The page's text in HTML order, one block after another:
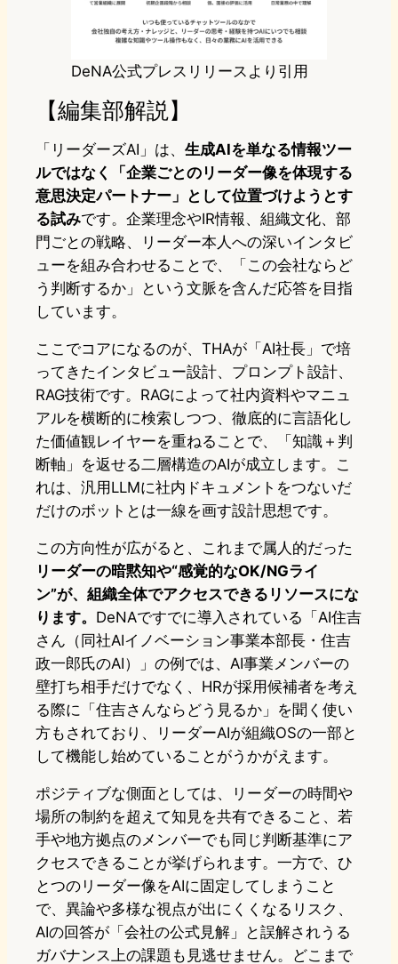
DeNA公式プレスリリースより引用
【編集部解説】
「リーダーズAI」は、 生成AIを単なる情報ツー
ルではなく「企業ごとのリーダー像を体現する
意思決定パートナー」として位置づけようとす
る試みです。企業理念やIR情報、組織文化、部
門ごとの戦略、リーダー本人への深いインタビ
ューを組み合わせることで、「この会社ならど
う判断するか」という文脈を含んだ応答を目指
しています。
ここでコアになるのが、THAが「AI社長」で培
ってきたインタビュー設計、プロンプト設計、
RAG技術です。RAGによって社内資料やマニュ
アルを横断的に検索しつつ、徹底的に言語化し
た価値観レイヤーを重ねることで、「知識＋判
断軸」を返せる二層構造のAIが成立します。こ
れは、汎用LLMに社内ドキュメントをつないだ
だけのボットとは一線を画す設計思想です。
この方向性が広がると、これまで属人的だった
リーダーの暗黙知や“感覚的なOK/NGライ
ン”が、組織全体でアクセスできるリソースにな
ります。 DeNAですでに導入されている「AI住吉
さん（同社AIイノベーション事業本部長・住吉
政一郎氏のAI）」の例では、AI事業メンバーの
壁打ち相手だけでなく、HRが採用候補者を考え
る際に「住吉さんならどう見るか」を聞く使い
方もされており、リーダーAIが組織OSの一部と
して機能し始めていることがうかがえます。
ポジティブな側面としては、リーダーの時間や
場所の制約を超えて知見を共有できること、若
手や地方拠点のメンバーでも同じ判断基準にア
クセスできることが挙げられます。一方で、ひ
とつのリーダー像をAIに固定してしまうこと
で、異論や多様な視点が出にくくなるリスク、
AIの回答が「会社の公式見解」と誤解されうる
ガバナンス上の課題も見逃せません。どこまで